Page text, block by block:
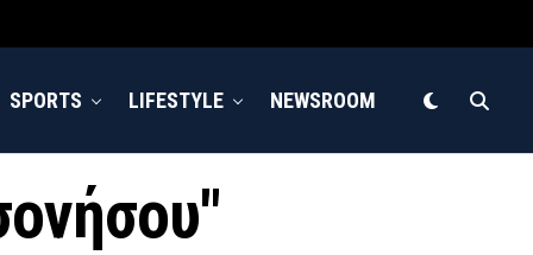
SPORTS LIFESTYLE NEWSROOM